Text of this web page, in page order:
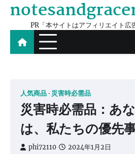
Skip
contentPR「本サイトはアフィリエイト広
人気商品 災害時必需品
災害時必需品：あ
は、私たちの優先
phi72110 2024年1月2日